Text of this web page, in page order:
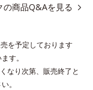
の商品Q&Aを見る
を予定しております
す。
なり次第、販売終了と
。